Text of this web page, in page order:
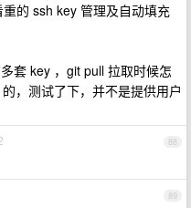
的 ssh key 管理及自动填充
套 key ，git pull 拉取时候怎
，测试了下，并不是提供用户
88
89